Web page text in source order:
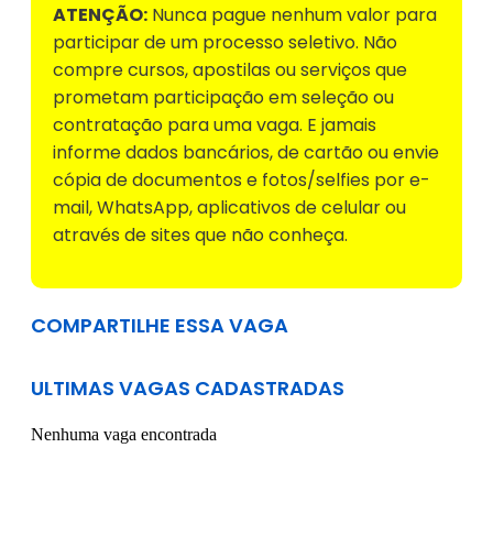
ATENÇÃO: Nunca pague nenhum valor para
participar de um processo seletivo. Não
compre cursos, apostilas ou serviços que
prometam participação em seleção ou
contratação para uma vaga. E jamais
informe dados bancários, de cartão ou envie
cópia de documentos e fotos/selfies por e-
mail, WhatsApp, aplicativos de celular ou
através de sites que não conheça.
COMPARTILHE ESSA VAGA
ULTIMAS VAGAS CADASTRADAS
Nenhuma vaga encontrada